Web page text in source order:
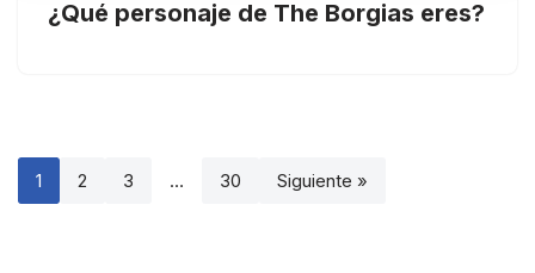
¿Qué personaje de The Borgias eres?
1 2 3 … 30 Siguiente »